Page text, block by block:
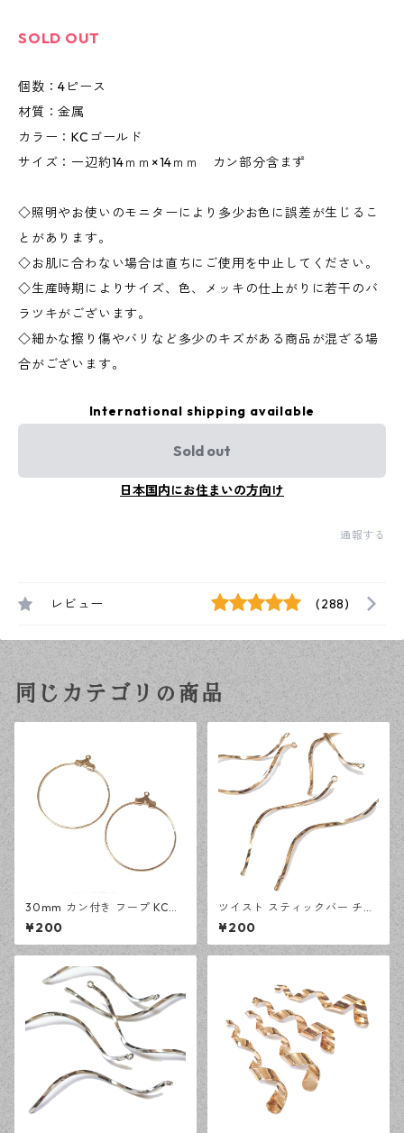
SOLD OUT
個数：4ピース
材質：金属
カラー：KCゴールド
サイズ：一辺約14ｍｍ×14ｍｍ カン部分含まず
◇照明やお使いのモニターにより多少お色に誤差が生じるこ
とがあります。
◇お肌に合わない場合は直ちにご使用を中止してください。
◇生産時期によりサイズ、色、メッキの仕上がりに若干のバ
ラツキがございます。
◇細かな擦り傷やバリなど多少のキズがある商品が混ざる場
合がございます。
International shipping available
Sold out
日本国内にお住まいの方向け
通報する
レビュー (288)
同じカテゴリの商品
30mm カン付き フープ KCゴ
ールド 10ピース つりさげパー
ツ アクセサリーパーツ デザイ
ンパーツ 【en工房】
¥200
ツイスト スティックバー チャ
ーム KCゴールド 10ピース カ
ン付きチャーム ハンドメイド
資材 【en工房】
¥200